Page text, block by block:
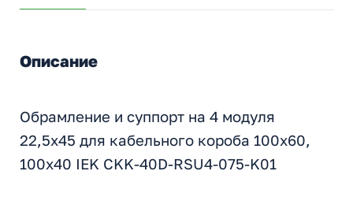
Описание
Обрамление и суппорт на 4 модуля
22,5х45 для кабельного короба 100х60,
100х40 IEK CKK-40D-RSU4-075-K01